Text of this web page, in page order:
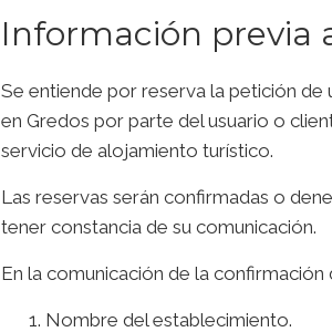
Información previa
Se entiende por reserva la petición de
en Gredos por parte del usuario o
servicio de alojamiento turístico.
Las reservas serán confirmadas o
tener constancia de su comunicación.
En la comunicación de la confirmación
Nombre del establecimiento.